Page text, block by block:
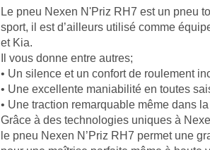
Le pneu Nexen N'Priz RH7 est un pneu
sport, il est d’ailleurs utilisé comme
et Kia.
Il vous donne entre autres;
• Un silence et un confort de roulement
• Une excellente maniabilité en toutes
• Une traction remarquable même dans
Grâce à des technologies uniques à
le pneu Nexen N’Priz RH7 permet une